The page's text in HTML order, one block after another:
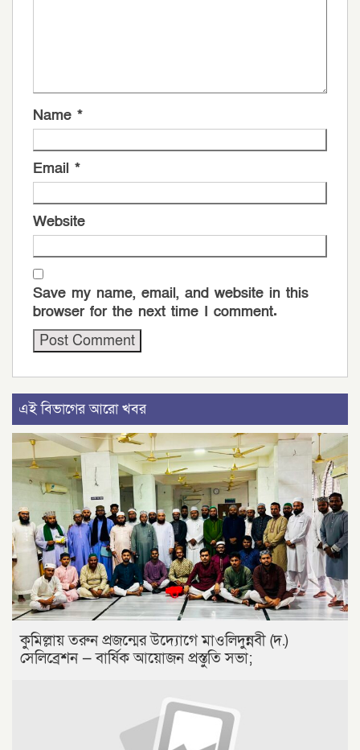
Name *
Email *
Website
Save my name, email, and website in this
browser for the next time I comment.
এই বিভাগের আরো খবর
কুমিল্লায় তরুন প্রজন্মের উদ্যোগে মাওলিদুন্নবী (দ.)
সেলিব্রেশন — বার্ষিক আয়োজন প্রস্তুতি সভা;